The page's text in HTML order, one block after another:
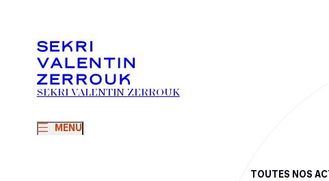
MENU
SEKRI VALENTIN ZERROUK
TOUTES NOS